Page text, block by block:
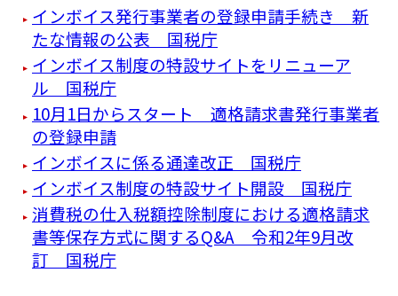
インボイス発行事業者の登録申請手続き 新
たな情報の公表 国税庁
インボイス制度の特設サイトをリニューア
ル 国税庁
10月1日からスタート 適格請求書発行事業者
の登録申請
インボイスに係る通達改正 国税庁
インボイス制度の特設サイト開設 国税庁
消費税の仕入税額控除制度における適格請求
書等保存方式に関するQ&A 令和2年9月改
訂 国税庁